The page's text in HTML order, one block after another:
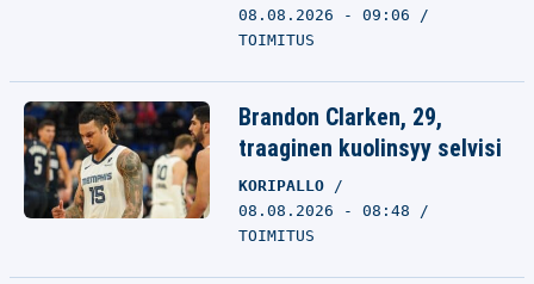
08.08.2026 - 09:06
TOIMITUS
Brandon Clarken, 29,
traaginen kuolinsyy selvisi
KORIPALLO
08.08.2026 - 08:48
TOIMITUS